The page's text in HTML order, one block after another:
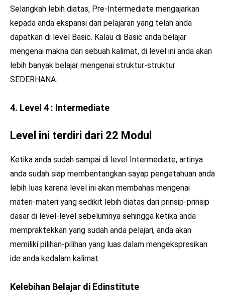
Selangkah lebih diatas, Pre-Intermediate mengajarkan
kepada anda ekspansi dari pelajaran yang telah anda
dapatkan di level Basic. Kalau di Basic anda belajar
mengenai makna dari sebuah kalimat, di level ini anda akan
lebih banyak belajar mengenai struktur-struktur
SEDERHANA.
4. Level 4 : Intermediate
Level ini terdiri dari 22 Modul
Ketika anda sudah sampai di level Intermediate, artinya
anda sudah siap membentangkan sayap pengetahuan anda
lebih luas karena level ini akan membahas mengenai
materi-materi yang sedikit lebih diatas dari prinsip-prinsip
dasar di level-level sebelumnya sehingga ketika anda
mempraktekkan yang sudah anda pelajari, anda akan
memiliki pilihan-pilihan yang luas dalam mengekspresikan
ide anda kedalam kalimat.
Kelebihan Belajar di Edinstitute